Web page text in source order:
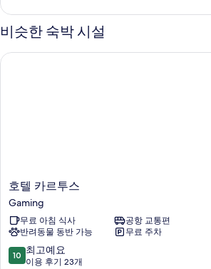
세
히
보
비슷한 숙박 시설
호
텔
카
르
투
스
Gaming
호텔 카르투스
Gaming
무료 아침 식사
공항 교통편
반려동물 동반 가능
무료 주차
10
점
10 최고예요
이용 후기 23개
호텔 카르투스